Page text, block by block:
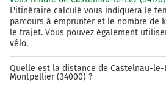
L'itinéraire calculé vous indiquera le
parcours à emprunter et le nombre de
le trajet. Vous pouvez également
vélo.
Quelle est la distance de Castelnau-le-
Montpellier (34000) ?